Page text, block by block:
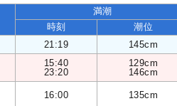
満潮
時刻 潮位
21:19 145cm
15:40
23:20
129cm
146cm
16:00 135cm